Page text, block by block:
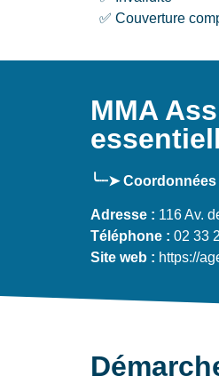
✅ Couverture
MMA
╰┈➤
Adresse : 116 Av.
Téléphone : 02 33
Site web : https://